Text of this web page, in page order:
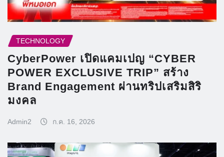
TECHNOLOGY
CyberPower เปิดแคมเปญ “CYBER
POWER EXCLUSIVE TRIP” สร้าง
Brand Engagement ผ่านทริปเสริมสิริ
มงคล
Admin2 ก.ค. 16, 2026